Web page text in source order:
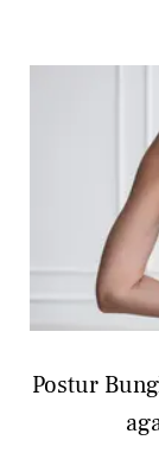
Postur